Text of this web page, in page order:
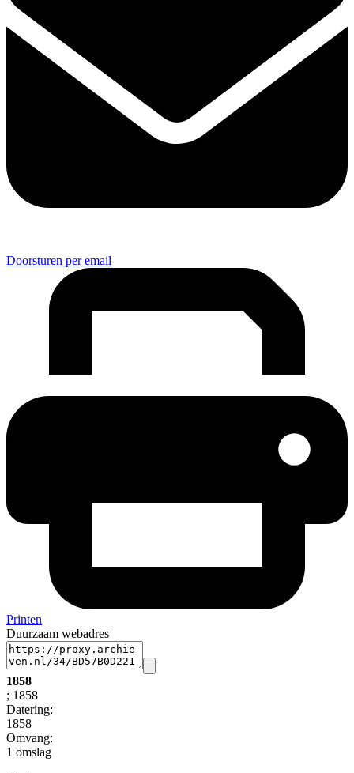
Doorsturen per email
Printen
Duurzaam webadres
1858
; 1858
Datering:
1858
Omvang:
1 omslag